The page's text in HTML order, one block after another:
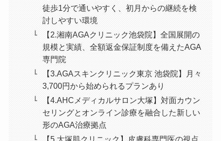
徒歩1分で通いやすく、初月からの継続を検
討しやすい環境
【2.湘南AGAクリニック池袋院】全国展開の
規模と実績、全額返金保証制度を備えたAGA
専門院
【3.AGAスキンクリニック東京 池袋院】月々
3,700円から始められるプランあり
【4.AHCメディカルサロン大塚】対面カウン
セリングとオンライン診療を融合した新しい
形のAGA治療拠点
【5.大塚肌クリニック】皮膚科専門医の視点